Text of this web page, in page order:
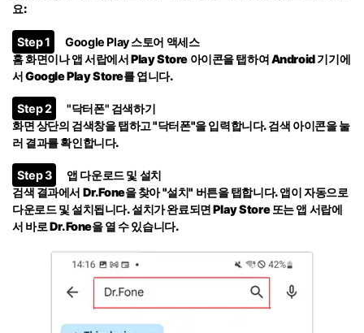
요:
Step 1
Google Play 스토어 액세스
홈 화면이나 앱 서랍에서 Play Store 아이콘을 탭하여 Android 기기에
서 Google Play Store를 엽니다.
Step 2
"닥터폰" 검색하기
화면 상단의 검색창을 탭하고"닥터폰"을 입력합니다. 검색 아이콘을 눌
러 결과를 확인합니다.
Step 3
앱 다운로드 및 설치
검색 결과에서 Dr.Fone을 찾아"설치" 버튼을 탭합니다. 앱이 자동으로
다운로드 및 설치됩니다. 설치가 완료되면 Play Store 또는 앱 서랍에
서 바로 Dr.Fone을 열 수 있습니다.